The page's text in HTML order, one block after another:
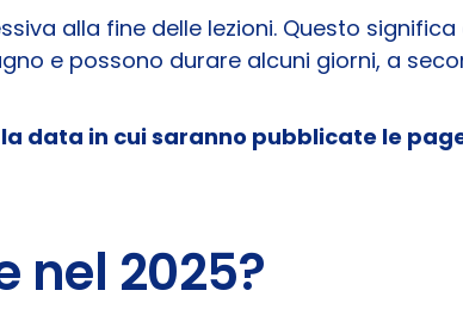
alla fine delle lezioni. Questo
e possono durare alcuni giorni, a
data in cui saranno pubblicate le
nel 2025?